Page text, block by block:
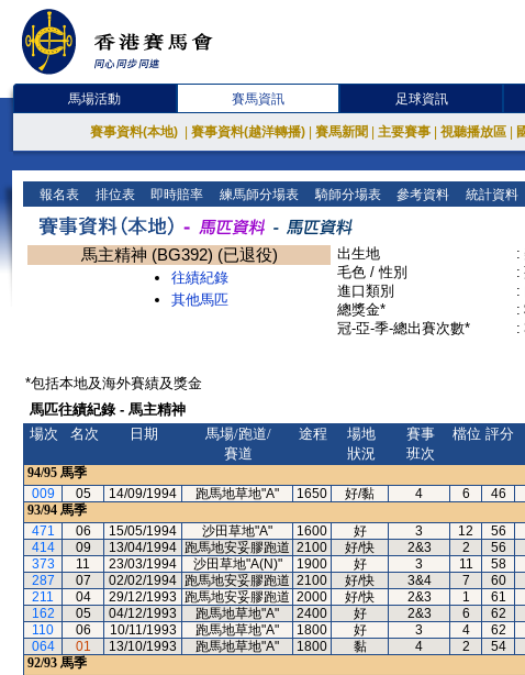
馬場活動 賽馬資訊 足球資訊
賽事資料(本地) 賽事資料(越洋轉播) 賽馬新聞 主要賽事 視聽播放區
報名表 排位表 即時賠率 練馬師分場表 騎師分場表 參考資料 統計資料
馬主精神 (BG392) (已退役)
往績紀錄
其他馬匹
出生地 :
毛色 / 性別
:
進口類別
:
總獎金*
:
冠-亞-季-總出賽次數*
:
*包括本地及海外賽績及獎金
馬匹往績紀錄 - 馬主精神
場次
名次 日期
馬場/跑道/
賽道
途程
場地
狀況
賽事
班次
檔位 評分
94/95 馬季
009
05 14/09/1994 跑馬地草地"A" 1650 好/黏 4 6 46
93/94 馬季
471
06 15/05/1994 沙田草地"A" 1600 好 3 12 56
414
09 13/04/1994 跑馬地安妥膠跑道 2100 好/快 2&3 2 56
373
11 23/03/1994 沙田草地"A(N)" 1900 好 3 11 58
287
07 02/02/1994 跑馬地安妥膠跑道 2100 好/快 3&4 7 60
211
04 29/12/1993 跑馬地安妥膠跑道 2000 好/快 2&3 1 61
162
05 04/12/1993 跑馬地草地"A" 2400 好 2&3 6 62
110
06 10/11/1993 跑馬地草地"A" 1800 好 3 4 62
064
01 13/10/1993 跑馬地草地"A" 1800 黏 4 2 54
92/93 馬季